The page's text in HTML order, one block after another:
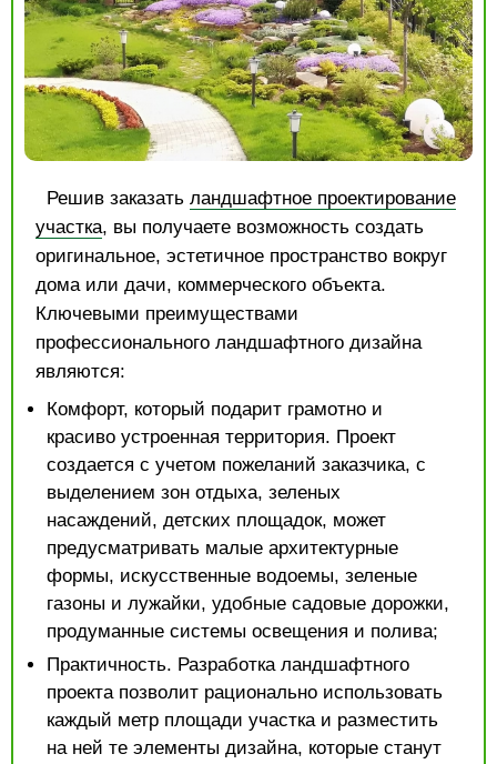
Решив заказать ландшафтное проектирование
участка, вы получаете возможность создать
оригинальное, эстетичное пространство вокруг
дома или дачи, коммерческого объекта.
Ключевыми преимуществами
профессионального ландшафтного дизайна
являются:
Комфорт, который подарит грамотно и
красиво устроенная территория. Проект
создается с учетом пожеланий заказчика, с
выделением зон отдыха, зеленых
насаждений, детских площадок, может
предусматривать малые архитектурные
формы, искусственные водоемы, зеленые
газоны и лужайки, удобные садовые дорожки,
продуманные системы освещения и полива;
Практичность. Разработка ландшафтного
проекта позволит рационально использовать
каждый метр площади участка и разместить
на ней те элементы дизайна, которые станут